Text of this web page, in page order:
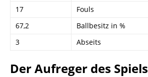
17
Fouls
67,2
Ballbesitz in %
3
Abseits
Der Aufreger des Spiels